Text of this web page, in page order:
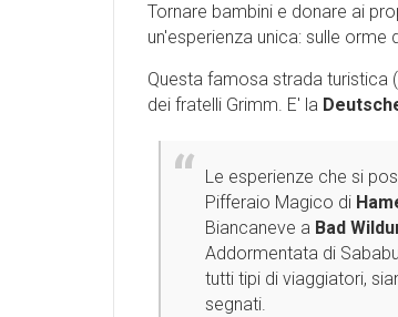
Tornare bambini e donare ai
un'esperienza unica: sulle orme
Questa famosa strada turistica
dei fratelli Grimm. E' la
Le esperienze che si
Pifferaio Magico di
Biancaneve a Bad
Addormentata di
tutti tipi di viaggiatori,
segnati.